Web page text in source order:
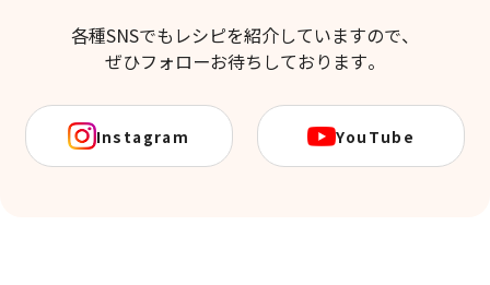
各種SNSでもレシピを紹介していますので、
ぜひフォローお待ちしております。
Instagram YouTube